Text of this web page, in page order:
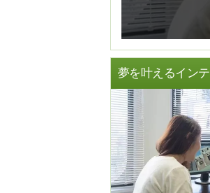
夢を叶えるイン